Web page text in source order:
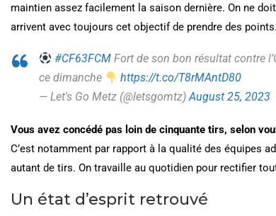
maintien assez facilement la saison dernière. On ne
arrivent avec toujours cet objectif de prendre des points.
#CF63FCM Fort de son bon résultat contre
ce dimanche
https://t.co/T8rMAntD80
— Let's Go Меtz (@letsgomtz)August 25, 2023
Vous avez concédé pas loin de cinquante tirs, selon
C’est notamment par rapport à la qualité des équipes
autant de tirs. On travaille au quotidien pour rectifier
Un état d’esprit retrouvé